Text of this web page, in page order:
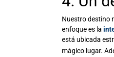
Nuestro destino
enfoque es la
está ubicada
mágico lugar.